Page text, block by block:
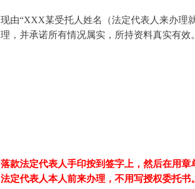
现由“XXX某受托人姓名（法定代表人来办理
理，并承诺所有情况属实，所持资料真实有效
落款法定代表人手印按到签字上，然后在用章
法定代表人本人前来办理，不用写授权委托书。